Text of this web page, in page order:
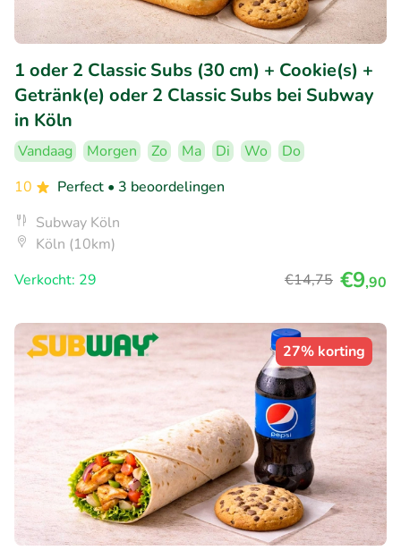
1 oder 2 Classic Subs (30 cm) + Cookie(s) +
Getränk(e) oder 2 Classic Subs bei Subway
in Köln
Vandaag Morgen Zo Ma Di Wo
Do
10
Perfect • 3 beoordelingen
Subway Köln
Köln (10km)
Verkocht: 29
€14,75 €9,90
27% korting